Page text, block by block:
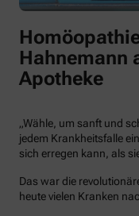
Hahnemann
Apotheke
„Wähle, um sanft und
jedem Krankheitsfalle
sich erregen kann, als
Das war die
heute vielen Kranken